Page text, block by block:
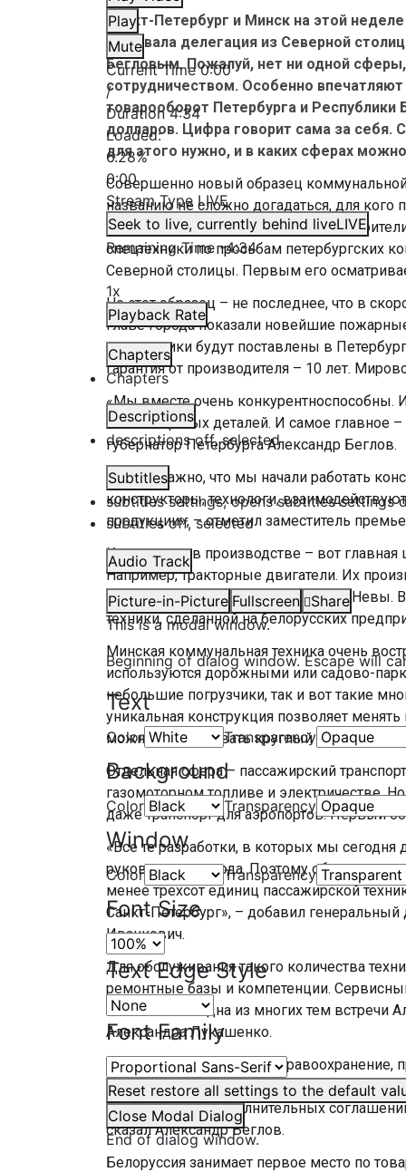
Play
Mute
Current Time0:00
/
Duration4:34
Loaded:
6.28%
0:00
Stream Type LIVE
Seek to live, currently behind liveLIVE
Remaining Time-4:34
1x
Playback Rate
Chapters
Chapters
Descriptions
descriptions off, selected
Subtitles
subtitles settings, opens subtitles settings
subtitles off, selected
Audio Track
Picture-in-Picture Fullscreen
Share
This is a modal window.
Beginning of dialog window. Escape will
Text
Color Transparency
Background
Color Transparency
Window
Color Transparency
Font Size
Text Edge Style
Font Family
Reset restore all settings to the default
Close Modal Dialog
End of dialog window.
Санкт-Петербург и Минск на этой
побывала делегация из Северной
Бегловым. Пожалуй, нет ни одной
сотрудничеством. Особенно
товарооборот Петербурга и Республики
долларов. Цифра говорит сама за себя.
для этого нужно, и в каких сферах
Совершенно новый образец
названию не сложно догадаться, для кого
трактор. Раньше минские
спецтехники по просьбам петербургских
Северной столицы. Первым его
Но этот образец – не последнее, что в
Главе города показали новейшие
спецтехники будут поставлены в
гарантия от производителя – 10 лет.
«Мы вместе очень конкурентноспособны.
без импортных деталей. И самое главное –
губернатор Петербурга Александр Беглов.
«Очень важно, что мы начали работать
конструкторы, технологи,
продукции», – отметил заместитель
Кооперация в производстве – вот
Например, тракторные двигатели. Их
– в машины, собранные на берегах Невы.
техники, сделанной на белорусских
Минская коммунальная техника очень
используются дорожными или садово-
небольшие погрузчики, так и вот такие
уникальная конструкция позволяет
можно использовать круглый год.
Отдельная сфера – пассажирский
газомоторном топливе и электричестве.
даже транспорт для аэропортов. Первый
«Все те разработки, в которых мы
руководству города. Поэтому обсудили
менее трехсот единиц пассажирской
Санкт-Петербург», – добавил
Иванкович.
Для обслуживания такого количества
ремонтные базы и компетенции.
машины. Это одна из многих тем встречи
Александра Лукашенко.
«Это промышленность, здравоохранение,
всем направлениям идет
подпишем ряд дополнительных
сказал Александр Беглов.
Белоруссия занимает первое место по